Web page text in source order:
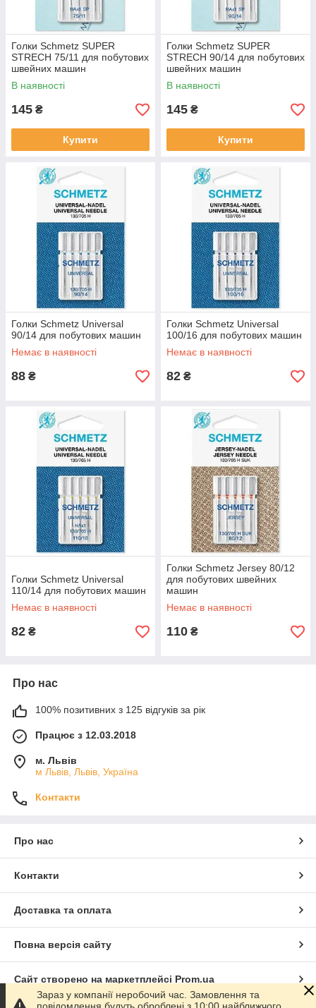
Голки Schmetz SUPER
STRECH 75/11 для побутових
швейних машин
В наявності
145 ₴
Купити
Голки Schmetz SUPER
STRECH 90/14 для побутових
швейних машин
В наявності
145 ₴
Купити
Голки Schmetz Universal
90/14 для побутових машин
Немає в наявності
88 ₴
Голки Schmetz Universal
100/16 для побутових машин
Немає в наявності
82 ₴
Голки Schmetz Universal
110/14 для побутових машин
Немає в наявності
82 ₴
Голки Schmetz Jersey 80/12
для побутових швейних
машин
Немає в наявності
110 ₴
Про нас
100% позитивних з 125 відгуків за рік
Працює з 12.03.2018
м. Львів
м Львів, Львів, Україна
Контакти
Про нас
Контакти
Доставка та оплата
Повна версія сайту
Сайт створено на маркетплейсі Prom.ua
Зараз у компанії неробочий час. Замовлення та